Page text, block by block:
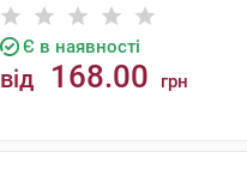
Є в наявності
від 168.00 грн